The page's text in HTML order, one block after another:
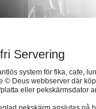
Servering
system för fika, cafe,
© Deus webbserver där
eller pekskärmsdator